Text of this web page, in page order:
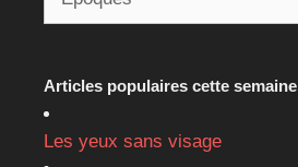
Articles populaires cette semaine
Les yeux sans visage